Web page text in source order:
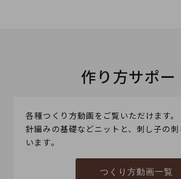
作り方サポー
各種つくり方動画をご覧いただけます
針編みの基礎などニットと、刺し子の
います。
つくり方動画一覧